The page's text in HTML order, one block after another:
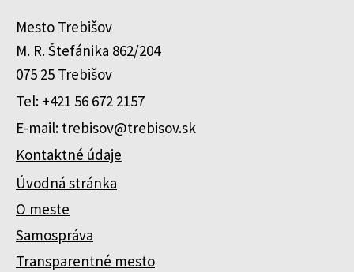
Mesto Trebišov
M. R. Štefánika 862/204
075 25 Trebišov
Tel: +421 56 672 2157
E-mail: trebisov@trebisov.sk
Kontaktné údaje
Úvodná stránka
O meste
Samospráva
Transparentné mesto